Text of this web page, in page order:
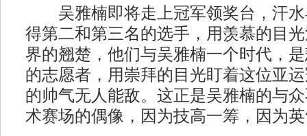
吴雅楠即将走上冠军领奖台，汗水
得第二和第三名的选手，用羡慕的目
界的翘楚，他们与吴雅楠一个时代，
的志愿者，用崇拜的目光盯着这位亚
的帅气无人能敌。这正是吴雅楠的与
术赛场的偶像，因为技高一筹，因为